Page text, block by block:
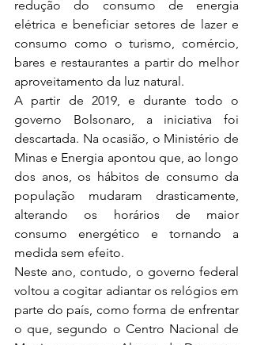
redução do consumo de energia
elétrica e beneficiar setores de lazer e
consumo como o turismo, comércio,
bares e restaurantes a partir do melhor
aproveitamento da luz natural.
A partir de 2019, e durante todo o
governo Bolsonaro, a iniciativa foi
descartada. Na ocasião, o Ministério de
Minas e Energia apontou que, ao longo
dos anos, os hábitos de consumo da
população mudaram drasticamente,
alterando os horários de maior
consumo energético e tornando a
medida sem efeito.
Neste ano, contudo, o governo federal
voltou a cogitar adiantar os relógios em
parte do país, como forma de enfrentar
o que, segundo o Centro Nacional de